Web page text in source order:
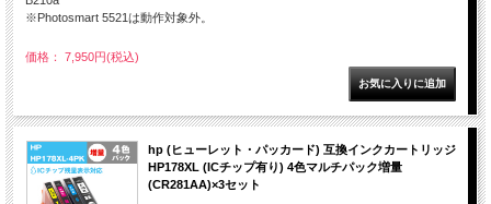
※Photosmart 5521は動作対象外。
価格： 7,950円(税込)
hp (ヒューレット・パッカード) 互換インクカートリッジ
HP178XL (ICチップ有り) 4色マルチパック増量
(CR281AA)×3セット